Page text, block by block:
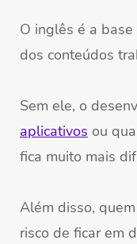
O inglês é a
dos conteúdos
Sem ele, o
aplicativos ou
fica muito mais
Além disso,
risco de ficar em